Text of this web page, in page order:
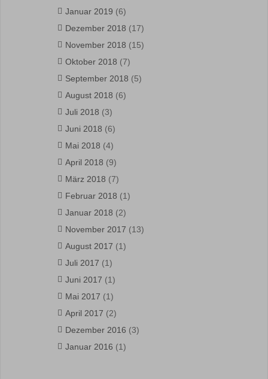
Januar 2019 (6)
Dezember 2018 (17)
November 2018 (15)
Oktober 2018 (7)
September 2018 (5)
August 2018 (6)
Juli 2018 (3)
Juni 2018 (6)
Mai 2018 (4)
April 2018 (9)
März 2018 (7)
Februar 2018 (1)
Januar 2018 (2)
November 2017 (13)
August 2017 (1)
Juli 2017 (1)
Juni 2017 (1)
Mai 2017 (1)
April 2017 (2)
Dezember 2016 (3)
Januar 2016 (1)